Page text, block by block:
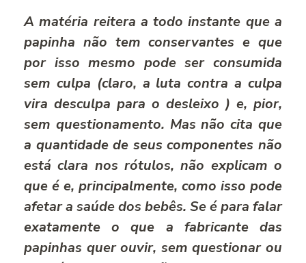
A matéria reitera a todo instante que a
papinha não tem conservantes e que
por isso mesmo pode ser consumida
sem culpa (claro, a luta contra a culpa
vira desculpa para o desleixo ) e, pior,
sem questionamento. Mas não cita que
a quantidade de seus componentes não
está clara nos rótulos, não explicam o
que é e, principalmente, como isso pode
afetar a saúde dos bebês. Se é para falar
exatamente o que a fabricante das
papinhas quer ouvir, sem questionar ou